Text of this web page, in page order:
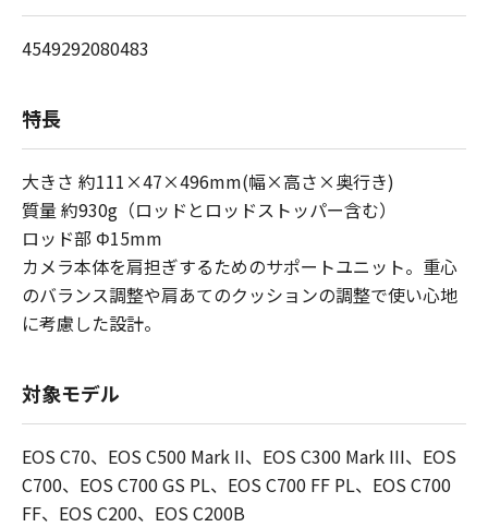
4549292080483
特長
大きさ 約111×47×496mm(幅×高さ×奥行き)
質量 約930g（ロッドとロッドストッパー含む）
ロッド部 Φ15mm
カメラ本体を肩担ぎするためのサポートユニット。重心
のバランス調整や肩あてのクッションの調整で使い心地
に考慮した設計。
対象モデル
EOS C70、EOS C500 Mark II、EOS C300 Mark III、EOS
C700、EOS C700 GS PL、EOS C700 FF PL、EOS C700
FF、EOS C200、EOS C200B